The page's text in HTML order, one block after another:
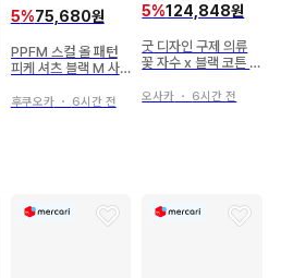
5%75,680원
PPFM 스컬 올 패턴
피케 셔츠 블랙 M 사
후쿠오카・ 6시간 전
5%124,848원
굿 디자인 구제 의류
꽃 자수 x 블랙 코튼 소
즈
오사카 ・ 6시간 전